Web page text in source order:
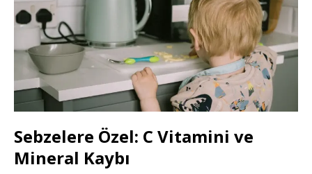
Sebzelere Özel: C Vitamini ve
Mineral Kaybı